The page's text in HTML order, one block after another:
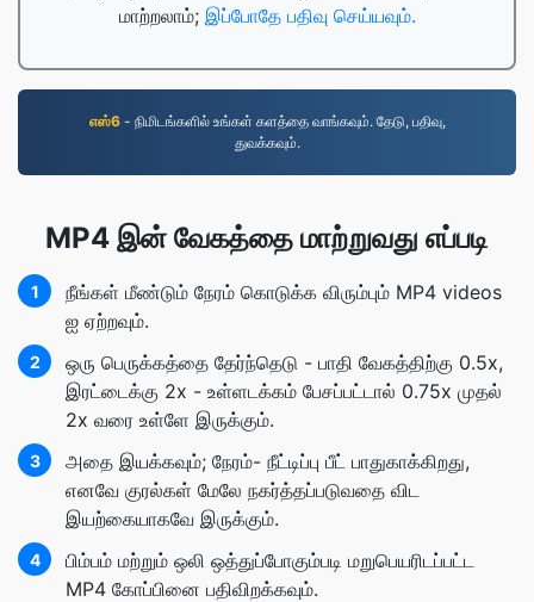
மாற்றலாம்; இப்போதே பதிவு செய்யவும்.
எஸ்6- நிமிடங்களில் உங்கள் களத்தை வாங்கவும். தேடு, பதிவு,
துவக்கவும்.
MP4 இன் வேகத்தை மாற்றுவது எப்படி
1
நீங்கள் மீண்டும் நேரம் கொடுக்க விரும்பும் MP4 videos
ஐ ஏற்றவும்.
2
ஒரு பெருக்கத்தை தேர்ந்தெடு - பாதி வேகத்திற்கு 0.5x,
இரட்டைக்கு 2x - உள்ளடக்கம் பேசப்பட்டால் 0.75x முதல்
2x வரை உள்ளே இருக்கும்.
3
அதை இயக்கவும்; நேரம்- நீட்டிப்பு பீட் பாதுகாக்கிறது,
எனவே குரல்கள் மேலே நகர்த்தப்படுவதை விட
இயற்கையாகவே இருக்கும்.
4
பிம்பம் மற்றும் ஒலி ஒத்துப்போகும்படி மறுபெயரிடப்பட்ட
MP4 கோப்பினை பதிவிறக்கவும்.